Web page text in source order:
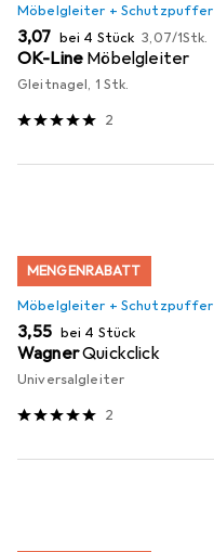
Möbelgleiter + Schutzpuffer
EUR
3,07 bei 4 Stück EUR
3,07/1Stk.
OK-Line Möbelgleiter
Gleitnagel, 1 Stk.
2
MENGENRABATT
Möbelgleiter + Schutzpuffer
EUR
3,55 bei 4 Stück
WagnerQuickclick
Universalgleiter
2